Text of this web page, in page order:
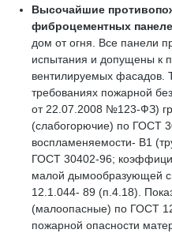
Высочайшие
фиброцементных
дом от огня. Все панели
испытания и допущены к
вентилируемых фасадов.
требованиях пожарной
от 22.07.2008 №123-ФЗ)
(слабогорючие) по ГОСТ
воспламеняемости- В1
ГОСТ 30402-96;
малой дымообразующей
12.1.044- 89 (п.4.18).
(малоопасные) по ГОСТ
пожарной опасности